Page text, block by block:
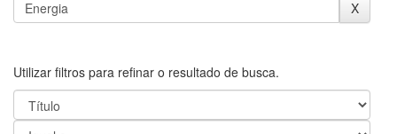
Utilizar filtros para refinar o resultado de busca.